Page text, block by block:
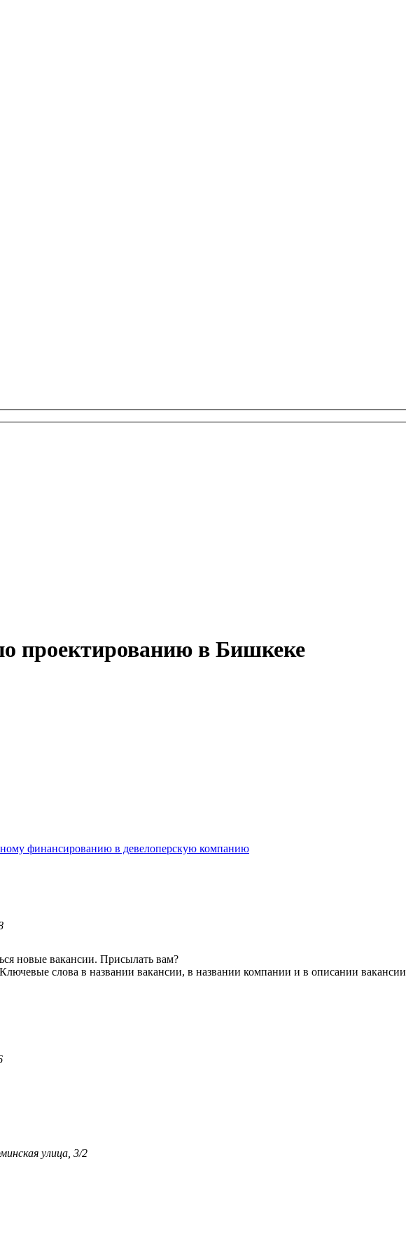
проектированию в Бишкеке
финансированию в девелоперскую компанию
новые вакансии. Присылать вам?
Ключевые слова в названии вакансии, в названии компании и в описании вакансии
улица, 3/2